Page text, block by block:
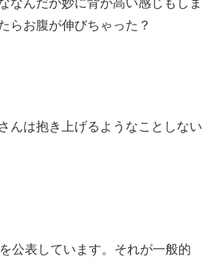
なんだか妙に背が高い感じもしま
らお腹が伸びちゃった？
んは抱き上げるようなことしない
公表しています。それが一般的